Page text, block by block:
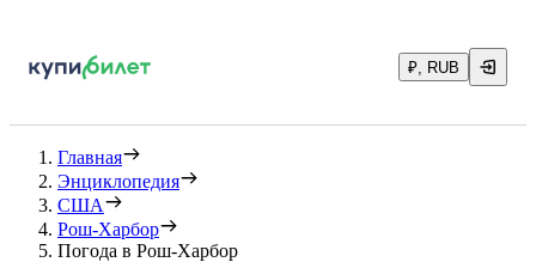
₽, RUB
Главная
Энциклопедия
США
Рош-Харбор
Погода в Рош-Харбор